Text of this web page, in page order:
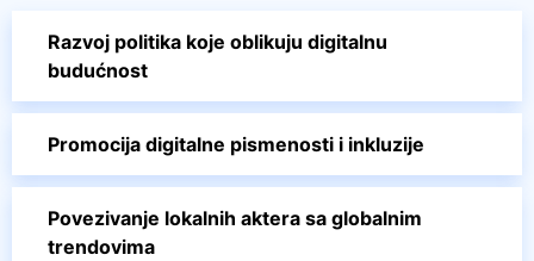
Razvoj politika koje oblikuju digitalnu
budućnost
Promocija digitalne pismenosti i inkluzije
Povezivanje lokalnih aktera sa globalnim
trendovima